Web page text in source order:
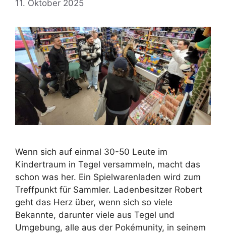
11. Oktober 2025
Wenn sich auf einmal 30-50 Leute im
Kindertraum in Tegel versammeln, macht das
schon was her. Ein Spielwarenladen wird zum
Treffpunkt für Sammler. Ladenbesitzer Robert
geht das Herz über, wenn sich so viele
Bekannte, darunter viele aus Tegel und
Umgebung, alle aus der Pokémunity, in seinem